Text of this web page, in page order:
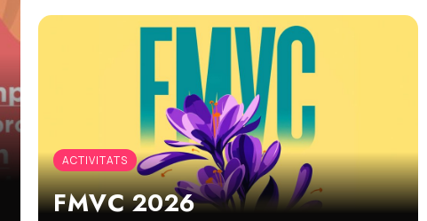
ACTIVITATS
FMVC 2026